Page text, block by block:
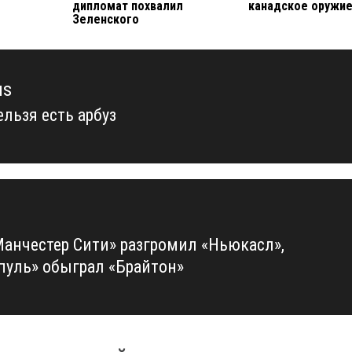
дипломат похвалил
Зеленского
канадское
есть арбуз
Сити» разгромил «Ньюкасл»,
обыграл «Брайтон»